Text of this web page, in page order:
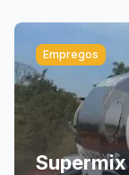
Empregos